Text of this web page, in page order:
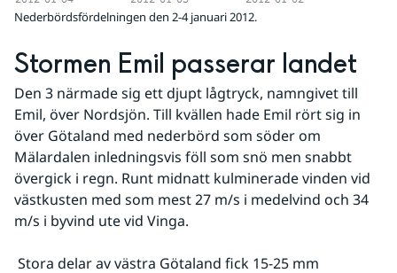
Nederbördsfördelningen den 2-4 januari 2012.
Stormen Emil passerar landet
Den 3 närmade sig ett djupt lågtryck, namngivet till
Emil, över Nordsjön. Till kvällen hade Emil rört sig in
över Götaland med nederbörd som söder om
Mälardalen inledningsvis föll som snö men snabbt
övergick i regn. Runt midnatt kulminerade vinden vid
västkusten med som mest 27 m/s i medelvind och 34
m/s i byvind ute vid Vinga.